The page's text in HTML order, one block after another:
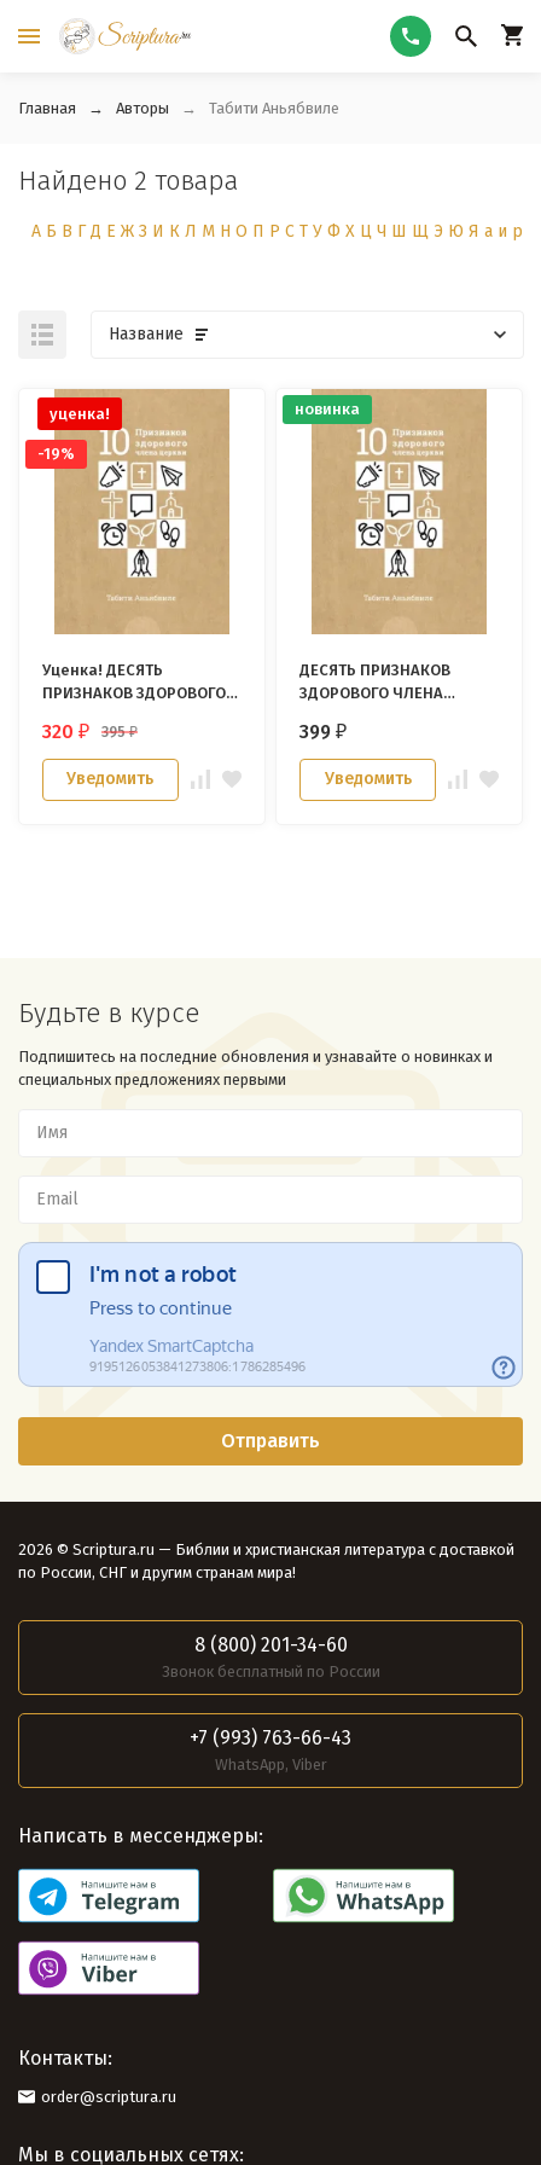
Главная Авторы Табити Аньябвиле
Найдено 2 товара
А Б В Г Д Е Ж З И К Л М Н О П Р С Т У Ф Х Ц Ч Ш Щ Э Ю Я а и р
Название
уценка!
-19%
Уценка! ДЕСЯТЬ
ПРИЗНАКОВ ЗДОРОВОГО
Аньябвиле
320₽ 395₽
Уведомить
новинка
ДЕСЯТЬ ПРИЗНАКОВ
ЗДОРОВОГО ЧЛЕНА
Аньябвиле
399₽
Уведомить
Будьте в курсе
Подпишитесь на последние обновления и узнавайте о новинках и
специальных предложениях первыми
2026 © Scriptura.ru — Библии и христианская литература с доставкой
по России, СНГ и другим странам мира!
8 (800) 201-34-60
Звонок бесплатный по России
+7 (993) 763-66-43
WhatsApp, Viber
Написать в мессенджеры:
Контакты:
order@scriptura.ru
Мы в социальных сетях: